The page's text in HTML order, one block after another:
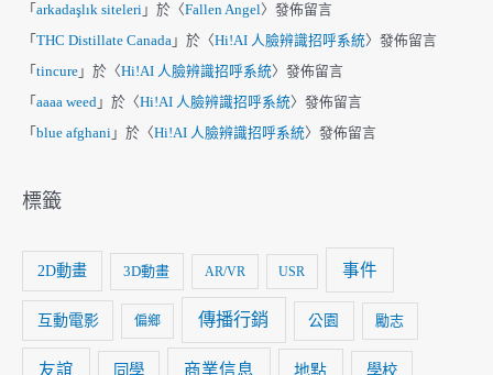
「 arkadaşlık siteleri 」於〈Fallen Angel〉發佈留言
「 THC Distillate Canada 」於〈Hi!AI 人臉辨識招呼系統〉發佈留言
「 tincure 」於〈Hi!AI 人臉辨識招呼系統〉發佈留言
「 aaaa weed 」於〈Hi!AI 人臉辨識招呼系統〉發佈留言
「 blue afghani 」於〈Hi!AI 人臉辨識招呼系統〉發佈留言
標籤
2D動畫 3D動畫 AR/VR USR 事件
互動電影 偏鄉 傳播行銷 公園 勵志
友誼 同學 商業信息 地點 學校